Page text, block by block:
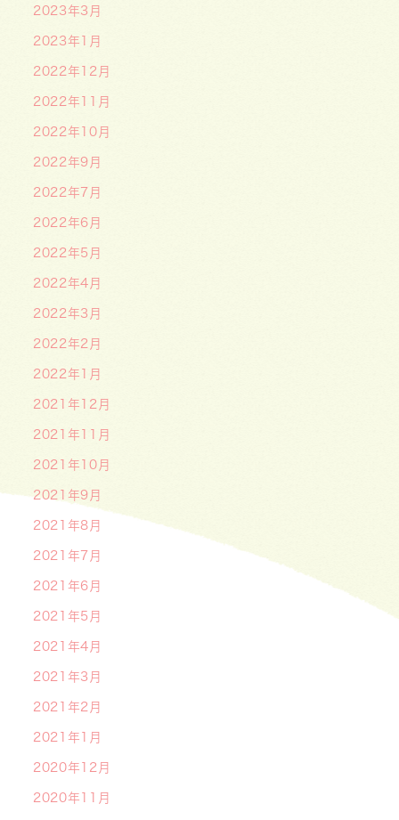
2023年3月
2023年1月
2022年12月
2022年11月
2022年10月
2022年9月
2022年7月
2022年6月
2022年5月
2022年4月
2022年3月
2022年2月
2022年1月
2021年12月
2021年11月
2021年10月
2021年9月
2021年8月
2021年7月
2021年6月
2021年5月
2021年4月
2021年3月
2021年2月
2021年1月
2020年12月
2020年11月